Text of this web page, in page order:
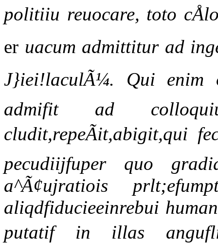
politiiu reuocare, toto
er uacum admittitur ad
J}iei!laculÃ¼. Qui enim
admifit ad
cludit,repeÃit,abigit,qui
pecudiijfuper quo
a^Ã¢ujratiois
aliqdfiducieeinrebui
putatif in illas